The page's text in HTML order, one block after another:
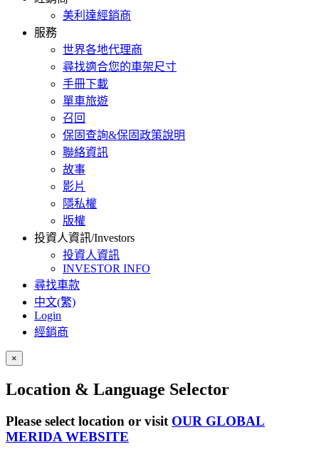
美利達經銷商
服務
世界各地代理商
尋找適合您的車架尺寸
手冊下載
單車旅遊
召回
保固查詢&保固政策說明
聯絡資訊
故事
影片
隱私權
版權
投資人資訊/Investors
投資人資訊
INVESTOR INFO
尋找車款
中文(繁)
Login
經銷商
×
Location & Language Selector
Please select location or visit OUR GLOBAL
MERIDA WEBSITE